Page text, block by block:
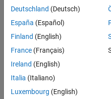
können
die
Suchkriterien
weiter
fassen
oder
alle
Stellenangebote
anzeigen .
Deutschland (Deutsch)
España (Español)
Finland (English)
France (Français)
Ireland (English)
Italia (Italiano)
Luxembourg (English)